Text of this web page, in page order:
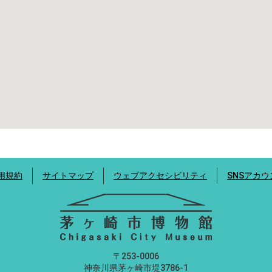
規約 サイトマップ ウェブアクセシビリティ SNSアカ
〒253-0006
神奈川県茅ヶ崎市堤3786-1